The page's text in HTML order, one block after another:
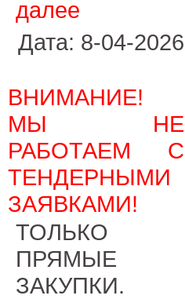
далее
Дата: 8-04-2026
ВНИМАНИЕ!
МЫ НЕ
РАБОТАЕМ С
ТЕНДЕРНЫМИ
ЗАЯВКАМИ!
ТОЛЬКО
ПРЯМЫЕ
ЗАКУПКИ.